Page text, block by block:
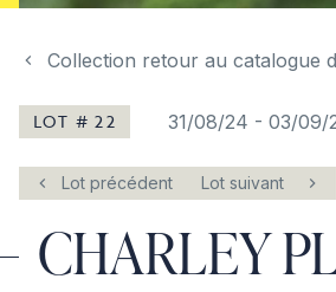
Collection retour au catalogue
LOT # 22 31/08/24 -03/09/
Lot précédent Lot suivant
CHARLEY